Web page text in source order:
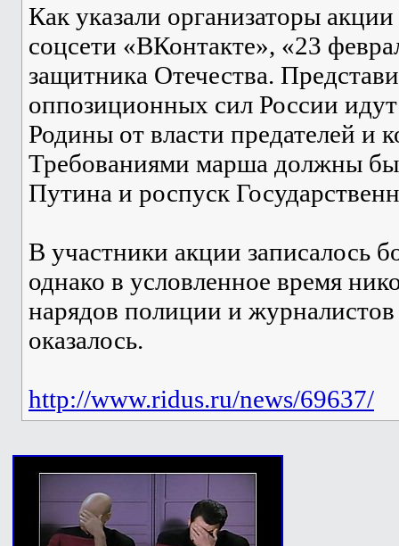
Как указали организаторы
соцсети «ВКонтакте», «23
защитника Отечества.
оппозиционных сил России
Родины от власти предателей и
Требованиями марша должны
Путина и роспуск
В участники акции записалось
однако в условленное время
нарядов полиции и
оказалось.
http://www.ridus.ru/news/69637/